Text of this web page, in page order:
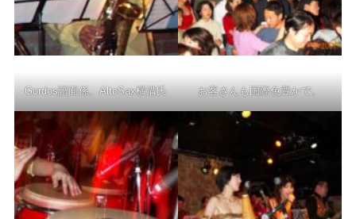
Gordos譜面係、AltoSax横溝氏 お客さんも国際色豊かで。